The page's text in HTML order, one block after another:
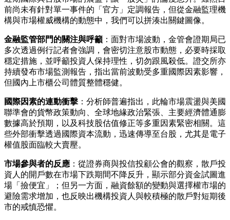
前尚未有針對單一事件的「官方」定調報告，但從金融監理機
構與市場權威機構的動態中，我們可以拼湊出關鍵圖像。
金融監管部門的關注與呼籲 ：面對市場波動，金管會證期局已
多次透過例行記者會強調，會密切注意股市動態，必要時採取
穩定措施，並呼籲投資人保持理性，切勿跟風殺低。證交所亦
持續發布市場監測報告，指出當前波動受多重國際因素影響，
但國內上市櫃公司體質整體穩健。
國際因素的連動衝擊 ：分析師普遍指出，此輪市場震盪與美國
聯準會的貨幣政策動向、全球地緣政治緊張、主要經濟體通膨
數據高於預期，以及科技股估值修正等多重因素緊密相關。這
些外部衝擊透過國際資本流動，迅速傳導至台股，尤其是電子
權值股面臨較大賣壓。
市場參與者的反應 ：從證券商與投信投顧公會的觀察，散戶投
資人的開戶數在市場下跌期間不降反升，顯示部分資金試圖進
場「撿便宜」；但另一方面，融資餘額的變動與選擇權市場的
避險需求增加，也反映出機構投資人與較積極的散戶對短期後
市的戒慎恐懼。